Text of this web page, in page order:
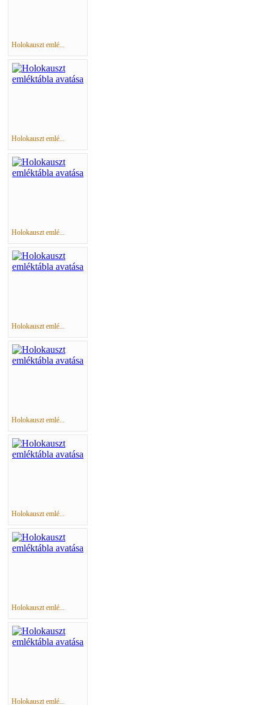
Holokauszt emlé...
Holokauszt emlé...
Holokauszt emlé...
Holokauszt emlé...
Holokauszt emlé...
Holokauszt emlé...
Holokauszt emlé...
Holokauszt emlé...